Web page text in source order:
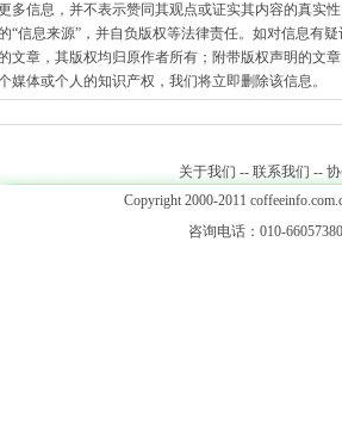
多信息，并不表示赞同其观点或证实其内容的真实
“信息来源”，并自负版权等法律责任。如对信息有
文章，其版权均归原作者所有；附带版权声明的文
媒体或个人的知识产权，我们将立即删除该信息。
关于我们 -- 联系我们 --
Copyright 2000-2011
咨询电话：010-